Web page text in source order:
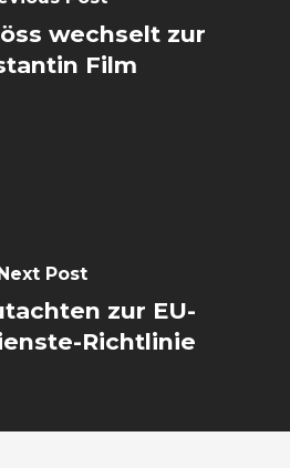
wechselt zur
Film
Next Post
zur EU-
Richtlinie